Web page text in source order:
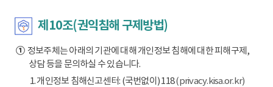
제10조(권익침해 구제방법)
①정보주체는 아래의 기관에 대해 개인정보 침해에 대한 피해구제,
상담 등을 문의하실 수 있습니다.
1. 개인정보 침해신고센터: (국번없이) 118(privacy.kisa.or.kr)